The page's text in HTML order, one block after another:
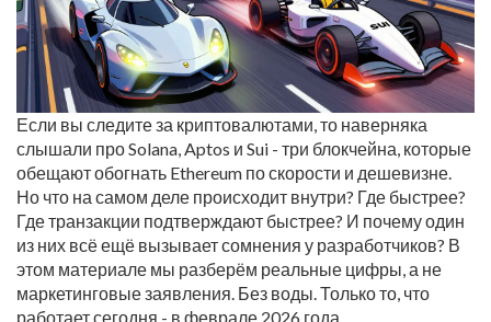
Если вы следите за криптовалютами, то наверняка
слышали про Solana, Aptos и Sui - три блокчейна, которые
обещают обогнать Ethereum по скорости и дешевизне.
Но что на самом деле происходит внутри? Где быстрее?
Где транзакции подтверждают быстрее? И почему один
из них всё ещё вызывает сомнения у разработчиков? В
этом материале мы разберём реальные цифры, а не
маркетинговые заявления. Без воды. Только то, что
работает сегодня - в феврале 2026 года.